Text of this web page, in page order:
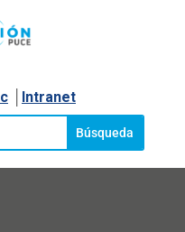
│ Intranet